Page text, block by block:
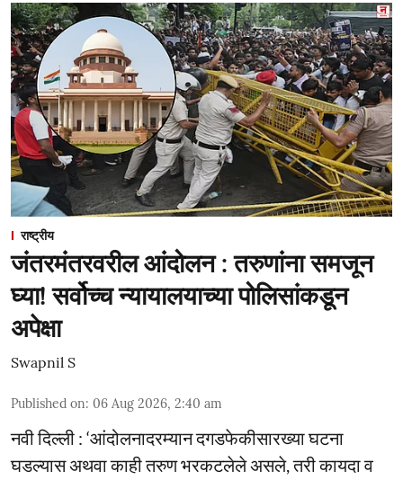
राष्ट्रीय
जंतरमंतरवरील आंदोलन : तरुणांना समजून
घ्या! सर्वोच्च न्यायालयाच्या पोलिसांकडून
अपेक्षा
Swapnil S
Published on: 06 Aug 2026, 2:40 am
नवी दिल्ली : ‘आंदोलनादरम्यान दगडफेकीसारख्या घटना
घडल्यास अथवा काही तरुण भरकटलेले असले, तरी कायदा व